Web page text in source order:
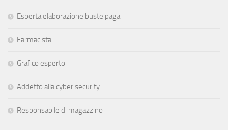
Esperta elaborazione buste paga
Farmacista
Grafico esperto
Addetto alla cyber security
Responsabile di magazzino